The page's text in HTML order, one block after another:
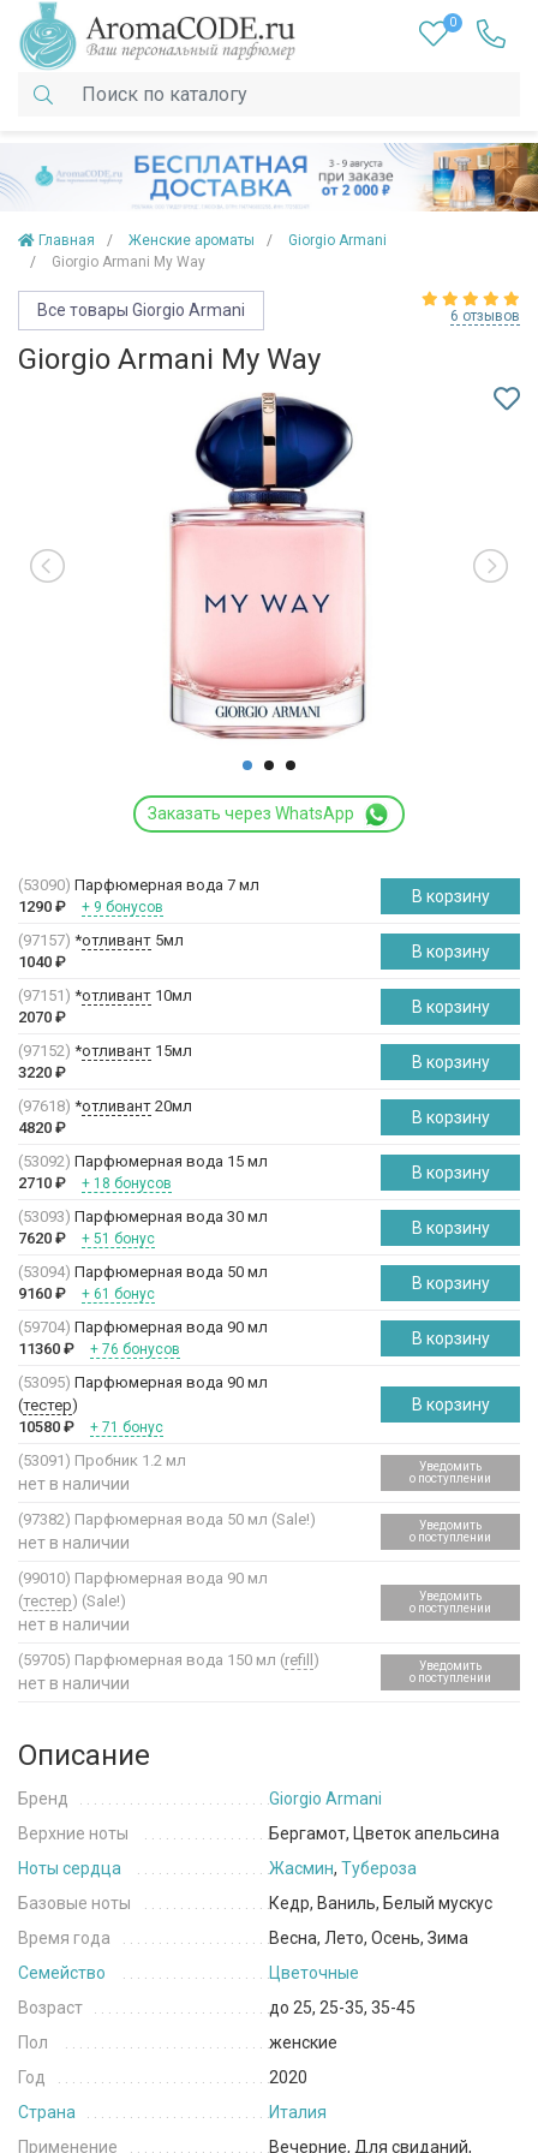
0
Главная Женские ароматы
Giorgio Armani
Giorgio Armani My Way
Все товары Giorgio Armani 6 отзывов
Giorgio Armani My Way
Заказать через WhatsApp
(53090) Парфюмерная вода 7 мл
1290 ₽ + 9 бонусов
В корзину
(97157) *отливант 5мл
1040 ₽
В корзину
(97151) *отливант 10мл
2070 ₽
В корзину
(97152) *отливант 15мл
3220 ₽
В корзину
(97618) *отливант 20мл
4820 ₽
В корзину
(53092) Парфюмерная вода 15 мл
2710 ₽ + 18 бонусов
В корзину
(53093) Парфюмерная вода 30 мл
7620 ₽ + 51 бонус
В корзину
(53094) Парфюмерная вода 50 мл
9160 ₽ + 61 бонус
В корзину
(59704) Парфюмерная вода 90 мл
11360 ₽ + 76 бонусов
В корзину
(53095) Парфюмерная вода 90 мл
(тестер)
10580 ₽ + 71 бонус
В корзину
(53091) Пробник 1.2 мл
нет в наличии
Уведомить
о поступлении
(97382) Парфюмерная вода 50 мл (Sale!)
нет в наличии
Уведомить
о поступлении
(99010) Парфюмерная вода 90 мл
(тестер) (Sale!)
нет в наличии
Уведомить
о поступлении
(59705) Парфюмерная вода 150 мл (refill )
нет в наличии
Уведомить
о поступлении
Описание
Бренд
Giorgio Armani
Верхние ноты
Бергамот, Цветок апельсина
Ноты сердца
Жасмин, Тубероза
Базовые ноты
Кедр, Ваниль, Белый мускус
Время года
Весна, Лето, Осень, Зима
Семейство
Цветочные
Возраст
до 25, 25-35, 35-45
Пол
женские
Год
2020
Страна
Италия
Применение
Вечерние, Для свиданий,